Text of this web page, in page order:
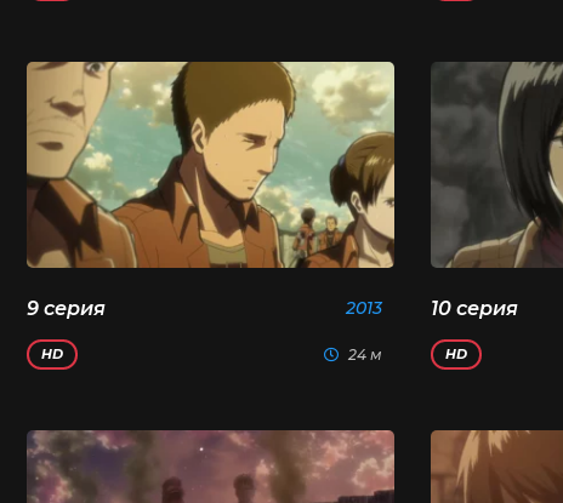
9 серия 2013
HD 24 м
10 серия
HD